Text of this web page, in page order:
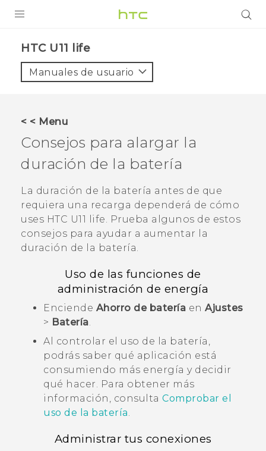
VIVE
VIVERSE
AYUDA
Dispositivos y accesorios HTC
Iniciar sesión
HTC U11 life‎
Manuales de usuario
< < Menu
Consejos para alargar la
duración de la batería
La duración de la batería antes de que
requiera una recarga dependerá de cómo
uses HTC U11 life. Prueba algunos de estos
consejos para ayudar a aumentar la
duración de la batería.
Uso de las funciones de
administración de energía
Enciende Ahorro de batería en Ajustes
> Batería.
Al controlar el uso de la batería,
podrás saber qué aplicación está
consumiendo más energía y decidir
qué hacer. Para obtener más
información, consulta Comprobar el
uso de la batería.
Administrar tus conexiones